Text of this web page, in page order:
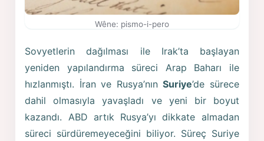
Wêne: pismo-i-pero
Sovyetlerin dağılması ile Irak’ta başlayan
yeniden yapılandırma süreci Arap Baharı ile
hızlanmıştı. İran ve Rusya’nınSuriye’de sürece
dahil olmasıyla yavaşladı ve yeni bir boyut
kazandı. ABD artık Rusya’yı dikkate almadan
süreci sürdüremeyeceğini biliyor. Süreç Suriye